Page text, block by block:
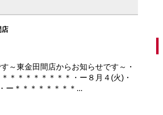
店
～東金田間店からお知らせです～・
＊＊＊＊＊＊＊＊・ー８月４(火)・
ー＊＊＊＊＊＊＊＊...